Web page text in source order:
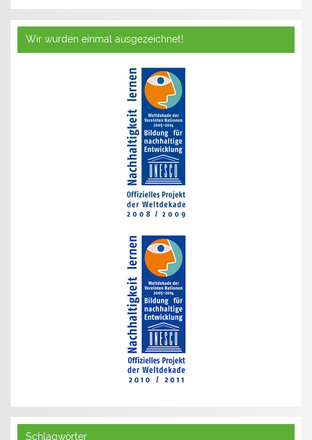
Wir wurden einmal ausgezeichnet!
Schlagwörter